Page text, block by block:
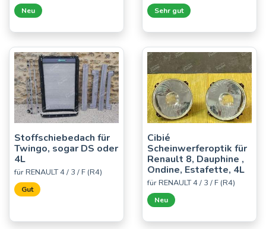
Neu Sehr gut
Stoffschiebedach für
Twingo, sogar DS oder
4L
für RENAULT 4 / 3 / F (R4)
Gut
Cibié
Scheinwerferoptik für
Renault 8, Dauphine ,
Ondine, Estafette, 4L
für RENAULT 4 / 3 / F (R4)
Neu